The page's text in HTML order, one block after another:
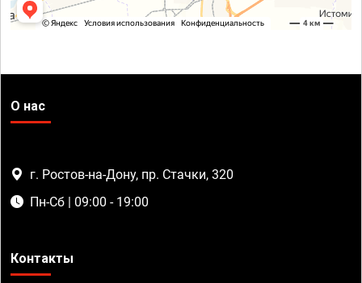
О нас
г. Ростов-на-Дону, пр. Стачки, 320
Пн-Сб | 09:00 - 19:00
Контакты